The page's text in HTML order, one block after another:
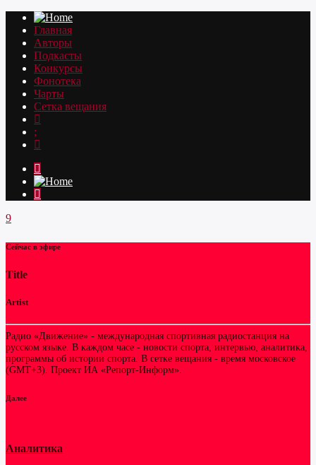
Главная
Авторы
Подкасты
Конкурсы
Фонотека
Чарты
Сетка вещания
Сейчас в эфире
Title
Artist
Радио «Движение» - международная спортивная радиостанция на
русском языке. В каждом часе - новости спорта, интервью, аналитика,
программы об истории спорта. В сетке вещания - время московское
(GMT+3). Проект ИА «Репорт-Информ».
Далее
Аналитика